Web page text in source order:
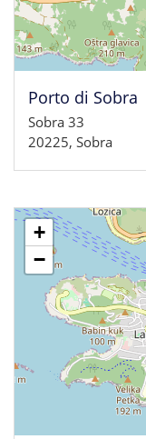
Porto di Sobra
Sobra 33
20225, Sobra
+
−